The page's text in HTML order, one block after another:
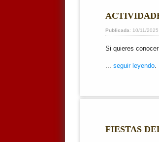
Publicada: 10/11/2025
Si quieres
seguir leyendo.
FIESTAS